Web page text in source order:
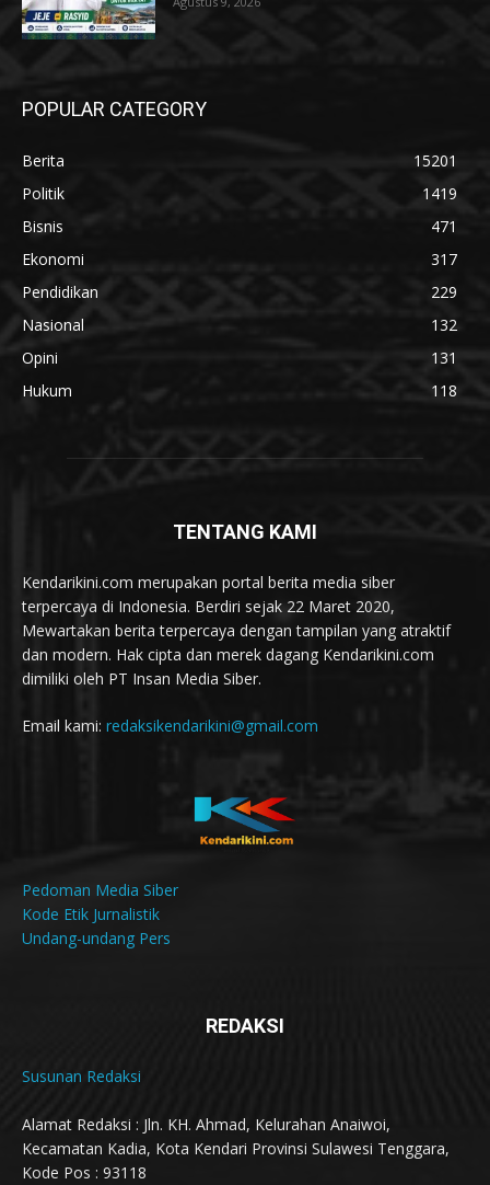
POPULAR CATEGORY
Berita
15201
Politik
1419
Bisnis
471
Ekonomi
317
Pendidikan
229
Nasional
132
Opini
131
Hukum
118
TENTANG KAMI
Kendarikini.com merupakan portal berita media siber
terpercaya di Indonesia. Berdiri sejak 22 Maret 2020,
Mewartakan berita terpercaya dengan tampilan yang atraktif
dan modern. Hak cipta dan merek dagang Kendarikini.com
dimiliki oleh PT Insan Media Siber.
Email kami: redaksikendarikini@gmail.com
Pedoman Media Siber
Kode Etik Jurnalistik
Undang-undang Pers
REDAKSI
Susunan Redaksi
Alamat Redaksi : Jln. KH. Ahmad, Kelurahan Anaiwoi,
Kecamatan Kadia, Kota Kendari Provinsi Sulawesi Tenggara,
Kode Pos : 93118